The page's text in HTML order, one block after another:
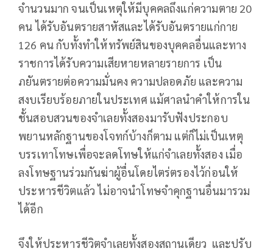
จำนวนมาก จนเป็นเหตุให้มีบุคคลถึงแก่ความตาย 20
คน ได้รับอันตรายสาหัสและได้รับอันตรายแก่กาย
126 คน กับทั้งทำให้ทรัพย์สินของบุคคลอื่นและทาง
ราชการได้รับความเสียหายหลายรายการ เป็น
ภยันตรายต่อความมั่นคง ความปลอดภัย และความ
สงบเรียบร้อยภายในประเทศ แม้ศาลนำคำให้การใน
ชั้นสอบสวนของจำเลยทั้งสองมารับฟังประกอบ
พยานหลักฐานของโจทก์บ้างก็ตาม แต่ก็ไม่เป็นเหตุ
บรรเทาโทษเพื่อจะลดโทษให้แก่จำเลยทั้งสอง เมื่อ
ลงโทษฐานร่วมกันฆ่าผู้อื่นโดยไตร่ตรองไว้ก่อนให้
ประหารชีวิตแล้ว ไม่อาจนำโทษจำคุกฐานอื่นมารวม
ได้อีก
จึงให้ประหารชีวิตจำเลยทั้งสองสถานเดียว และปรับ